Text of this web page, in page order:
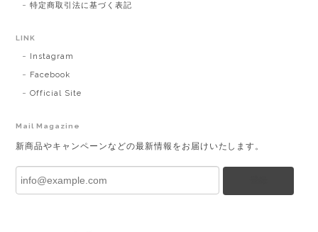
特定商取引法に基づく表記
LINK
Instagram
Facebook
Official Site
Mail Magazine
新商品やキャンペーンなどの最新情報をお届けいたします。